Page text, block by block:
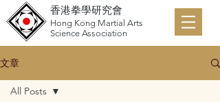
香港拳學研究會
Hong Kong Martial Arts
Science Association
文章
All Posts